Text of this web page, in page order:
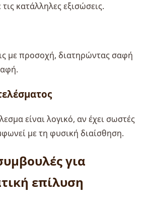
τις κατάλληλες εξισώσεις.
με προσοχή, διατηρώντας σαφή
είναι λογικό, αν έχει σωστές
με τη φυσική διαίσθηση.
για
επίλυση